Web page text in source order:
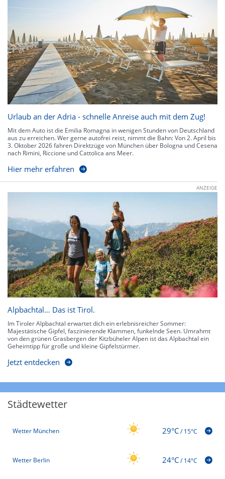
Urlaub an der Adria - schnelle Anreise auch mit dem Zug!
Mit dem Auto ist die Emilia Romagna in wenigen Stunden von Deutschland
aus zu erreichen. Wer gerne autofrei reist, nimmt die Bahn: Von 2. April bis
3. Oktober 2026 fahren Direktzüge von München über Bologna und Cesena
nach Rimini, Riccione und Cattolica ans Meer.
Hier mehr erfahren
ANZEIGE
Alpbachtal… Das ist Tirol.
Im Tiroler Alpbachtal erwartet dich ein erlebnisreicher Sommer:
Majestätische Gipfel, faszinierende Klammen, funkelnde Seen. Umrahmt
von den grünen Grasbergen der Kitzbüheler Alpen ist das Alpbachtal ein
Geheimtipp für große und kleine Gipfelstürmer.
Jetzt entdecken
Städtewetter
Wetter München 29°C/15°C
Wetter Berlin 24°C/14°C